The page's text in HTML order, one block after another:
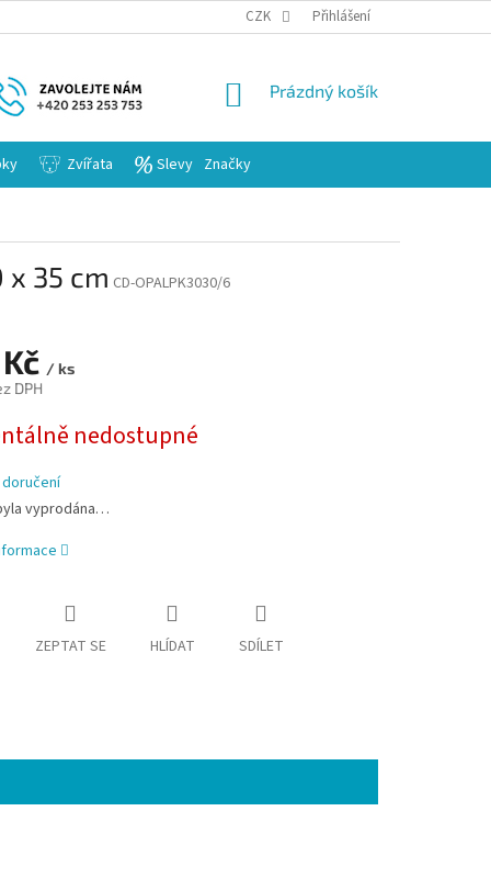
CZK Přihlášení
NÁKUPNÍ
Prázdný košík
Zvířata Slevy Značky
x 35 cm CD-OPALPK3030/6
/ ks
DPH
nedostupné
vyprodána…
ZEPTAT SE HLÍDAT SDÍLET